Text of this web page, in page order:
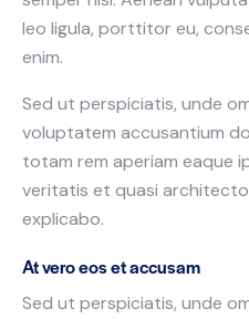
leo ligula, porttitor eu,
enim.
Sed ut perspiciatis, unde
voluptatem accusantium
totam rem aperiam eaque
veritatis et quasi
explicabo.
At vero eos et accusam
Sed ut perspiciatis, unde